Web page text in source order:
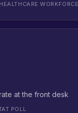
at the front desk
POLL